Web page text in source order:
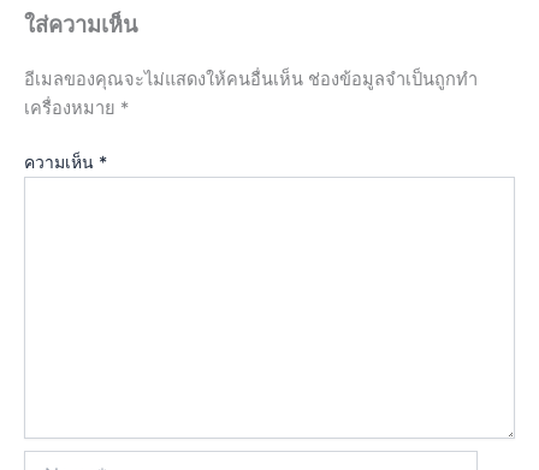
ใส่ความเห็น
อีเมลของคุณจะไม่แสดงให้คนอื่นเห็น ช่องข้อมูลจำเป็นถูกทำ
เครื่องหมาย *
ความเห็น *